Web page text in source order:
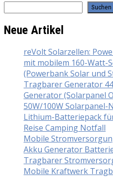
Suchen
Neue Artikel
reVolt Solarzellen:
mit mobilem 160-Watt-
(Powerbank Solar und
Tragbarer Generator
Generator (Solarpanel
50W/100W
Lithium-Batteriepack
Reise Camping Notfall
Mobile
Akku Generator
Tragbarer
Mobile Kraftwerk